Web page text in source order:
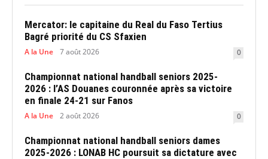
Mercator: le capitaine du Real du Faso Tertius
Bagré priorité du CS Sfaxien
A la Une 7 août 2026 0
Championnat national handball seniors 2025-
2026 : l’AS Douanes couronnée après sa victoire
en finale 24-21 sur Fanos
A la Une 2 août 2026 0
Championnat national handball seniors dames
2025-2026 : LONAB HC poursuit sa dictature avec